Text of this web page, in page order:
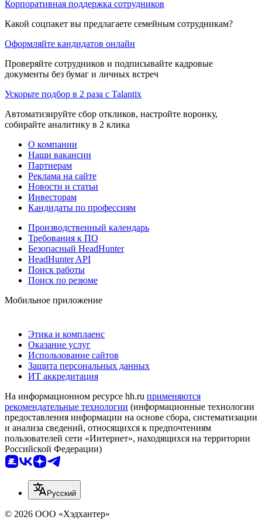
Корпоративная поддержка сотрудников
Какой соцпакет вы предлагаете семейным сотрудникам?
Оформляйте кандидатов онлайн
Проверяйте сотрудников и подписывайте кадровые
документы без бумаг и личных встреч
Ускорьте подбор в 2 раза с Talantix
Автоматизируйте сбор откликов, настройте воронку,
собирайте аналитику в 2 клика
О компании
Наши вакансии
Партнерам
Реклама на сайте
Новости и статьи
Инвесторам
Кандидаты по профессиям
Производственный календарь
Требования к ПО
Безопасный HeadHunter
HeadHunter API
Поиск работы
Поиск по резюме
Мобильное приложение
Этика и комплаенс
Оказание услуг
Использование сайтов
Защита персональных данных
ИТ аккредитация
На информационном ресурсе hh.ru применяются
рекомендательные технологии (информационные технологии
предоставления информации на основе сбора, систематизации
и анализа сведений, относящихся к предпочтениям
пользователей сети «Интернет», находящихся на территории
Российской Федерации)
Русский
© 2026 ООО «Хэдхантер»